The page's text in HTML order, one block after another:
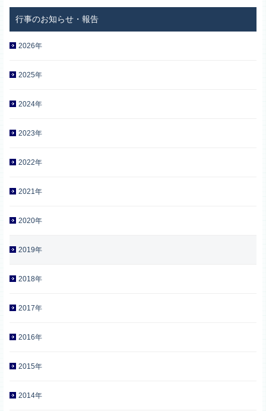
2026年
2025年
2024年
2023年
2022年
2021年
2020年
2019年
2018年
2017年
2016年
2015年
2014年